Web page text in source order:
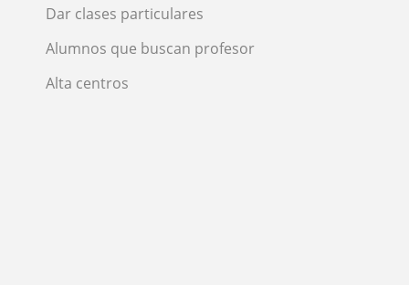
Dar clases particulares
Alumnos que buscan profesor
Alta centros